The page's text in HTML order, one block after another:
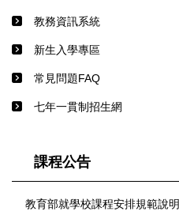
教務資訊系統
新生入學專區
常見問題FAQ
七年一貫制招生網
課程公告
教育部就學校課程安排規範說明